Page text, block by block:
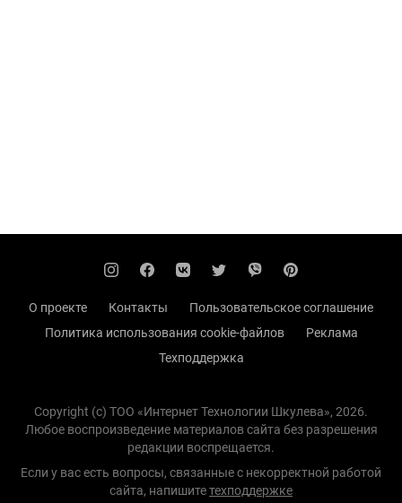
О проекте Контакты
Пользовательское соглашение
Политика использования cookie-файлов
Реклама
Техподдержка
Copyright (с) TOO «Интернет Технологии Шкулева», 2026.
Любое воспроизведение материалов сайта без разрешения
редакции воспрещается.
Если у вас есть вопросы, связанные с некорректной работой
сайта, напишитетехподдержке